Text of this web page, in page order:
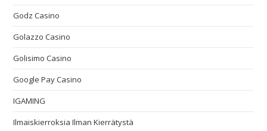
Godz Casino
Golazzo Casino
Golisimo Casino
Google Pay Casino
IGAMING
Ilmaiskierroksia Ilman Kierrätystä